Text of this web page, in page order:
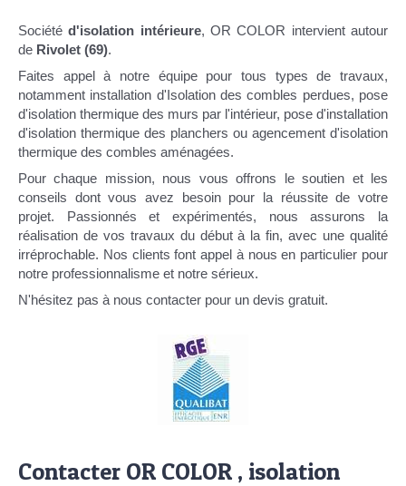
Société d'isolation intérieure, OR COLOR intervient autour
de Rivolet (69).
Faites appel à notre équipe pour tous types de travaux,
notamment installation d'Isolation des combles perdues, pose
d'isolation thermique des murs par l'intérieur, pose d'installation
d'isolation thermique des planchers ou agencement d'isolation
thermique des combles aménagées.
Pour chaque mission, nous vous offrons le soutien et les
conseils dont vous avez besoin pour la réussite de votre
projet. Passionnés et expérimentés, nous assurons la
réalisation de vos travaux du début à la fin, avec une qualité
irréprochable. Nos clients font appel à nous en particulier pour
notre professionnalisme et notre sérieux.
N'hésitez pas à nous contacter pour un devis gratuit.
Contacter OR COLOR , isolation